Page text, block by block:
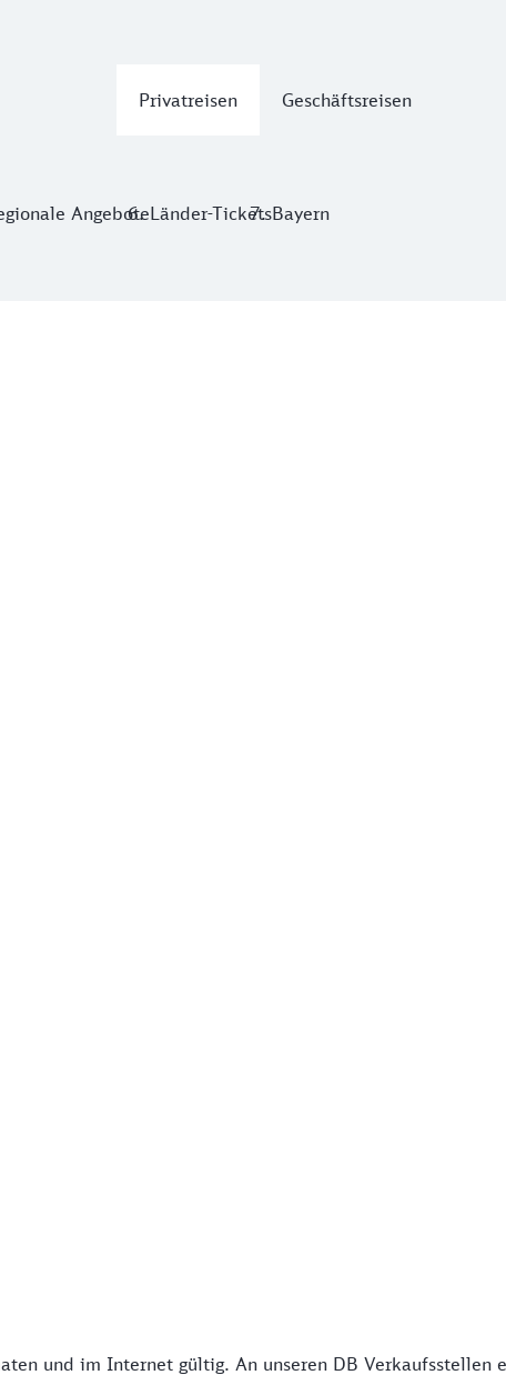
Privatreisen Geschäftsreisen
AngeboteLänder-TicketsBayern
und im Internet gültig. An unseren DB